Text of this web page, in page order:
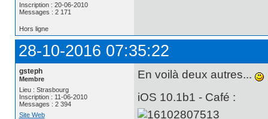
Inscription : 20-06-2010
Messages : 2 171
Hors ligne
28-10-2016 07:35:22
gsteph
Membre
Lieu : Strasbourg
Inscription : 11-06-2010
Messages : 2 394
Site Web
En voilà deux autres...
iOS 10.1b1 - Café :